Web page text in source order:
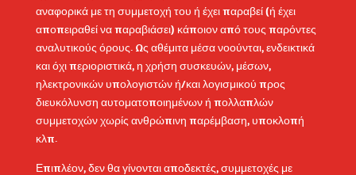
αναφορικά με τη συμμετοχή του ή έχει παραβεί (ή έχει
αποπειραθεί να παραβιάσει) κάποιον από τους παρόντες
αναλυτικούς όρους. Ως αθέμιτα μέσα νοούνται, ενδεικτικά
και όχι περιοριστικά, η χρήση συσκευών, μέσων,
ηλεκτρονικών υπολογιστών ή/και λογισμικού προς
διευκόλυνση αυτοματοποιημένων ή πολλαπλών
συμμετοχών χωρίς ανθρώπινη παρέμβαση, υποκλοπή
κλπ.
Επιπλέον, δεν θα γίνονται αποδεκτές, συμμετοχές με